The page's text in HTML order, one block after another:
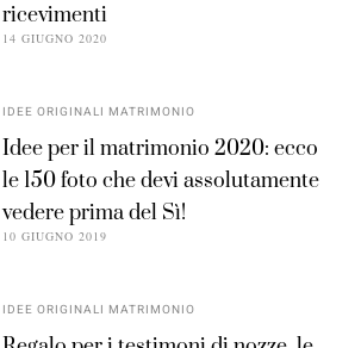
ricevimenti
14 GIUGNO 2020
IDEE ORIGINALI MATRIMONIO
Idee per il matrimonio 2020: ecco
le 150 foto che devi assolutamente
vedere prima del Sì!
10 GIUGNO 2019
IDEE ORIGINALI MATRIMONIO